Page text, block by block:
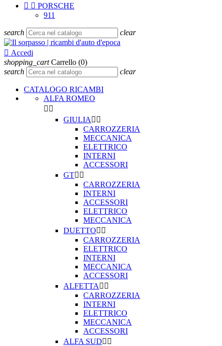
  PORSCHE
911
search clear
 Accedi
shopping_cart Carrello (0)
search
clear
CATALOGO RICAMBI
ALFA ROMEO
 
GIULIA  
CARROZZERIA
MECCANICA
ELETTRICO
INTERNI
ACCESSORI
GT 
CARROZZERIA
INTERNI
ACCESSORI
ELETTRICO
MECCANICA
DUETTO 
CARROZZERIA
ELETTRICO
INTERNI
MECCANICA
ACCESSORI
ALFETTA  
CARROZZERIA
INTERNI
ELETTRICO
MECCANICA
ACCESSORI
ALFA SUD 